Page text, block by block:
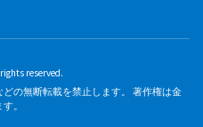
reserved.
の無断転載を禁止します。 著作権は金
。